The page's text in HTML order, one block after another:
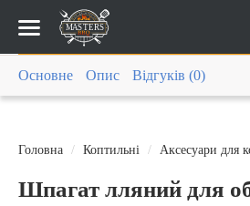
Каталог
Головна Коптильні Аксесуари для
Шпагат лляний для
Основне Опис Відгуків (0)